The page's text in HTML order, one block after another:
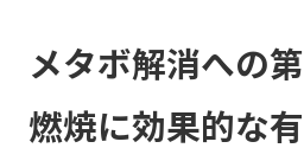
メタボ解消への
燃焼に効果的な